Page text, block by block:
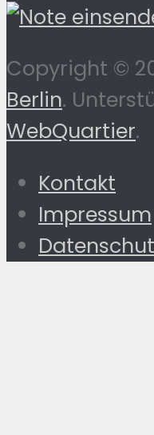
Copyright ©
Berlin.
WebQuartier.
Kontakt
Impressum